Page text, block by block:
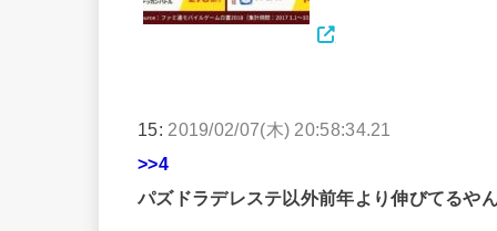
15: 2019/02/07(木) 20:58:34.21
>>4
パズドラデレステ以外前年より伸びてるや